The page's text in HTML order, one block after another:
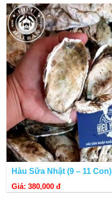
Hàu Sữa Nhật (9 – 11 Con)
Giá: 380,000 đ